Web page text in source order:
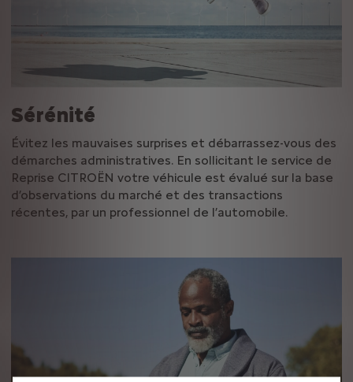
Sérénité
Évitez les mauvaises surprises et débarrassez-vous des
démarches administratives. En sollicitant le service de
Reprise CITROËN votre véhicule est évalué sur la base
d’observations du marché et des transactions
récentes, par un professionnel de l’automobile.